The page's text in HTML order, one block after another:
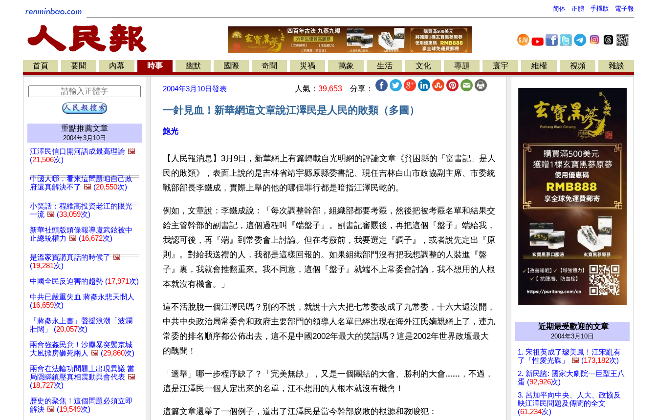
简体 - 正體 - 手機版 - 電子報
首頁 要聞 內幕 時事 幽默 國際 奇聞 災禍 萬象 生活 文化 專題 寰宇 維權 視頻 雜談
重點推薦文章
2004年3月10日
江澤民信口開河語成最高理論 🖼️
(21,506次)
中國人哪，看來這問題咱自己政
府還真解決不了 🖼️ (20,550次)
小笑話：程維高投資老江的眼光
一流 🖼️ (33,059次)
新華社頭版頭條報導盧武鉉被中
止總統權力 🖼️ (16,672次)
是溫家寶講真話的時候了 🖼️
(19,281次)
中國全民反迫害的趨勢 (17,971次)
中共已嚴重失血 蔣彥永悲天憫人
(16,659次)
「蔣彥永上書」聲援浪潮「波瀾
壯闊」 (20,057次)
兩會強姦民意！沙塵暴突襲京城
大風掀房砸死兩人 🖼️ (29,860次)
兩會在法輪功問題上出現異議 當
局隱瞞鎮壓真相震動與會代表 🖼️
(18,727次)
歷史的聚焦！這個問題必須立即
解決 🖼️ (19,549次)
2004年3月10日發表 人氣： 39,653 分享：
一針見血！新華網這文章說江澤民是人民的敗類（多圖）
鮑光
【人民報消息】3月9日，新華網上有篇轉載自光明網的評論文章《貧困縣的「富書記」是人
民的敗類》，表面上說的是吉林省靖宇縣原縣委書記、現任吉林白山市政協副主席、市委統
戰部部長李鐵成，實際上舉的他的哪個罪行都是暗指江澤民乾的。
例如，文章說：李鐵成說：「每次調整幹部，組織部都要考覈，然後把被考覈名單和結果交
給主管幹部的副書記，這個過程叫『端盤子』。副書記審覈後，再把這個『盤子』端給我，
我認可後，再『端』到常委會上討論。但在考覈前，我要選定『調子』，或者說先定出『原
則』。對給我送禮的人，我都是這樣回報的。如果組織部門沒有把我想調整的人裝進『盤
子』裏，我就會推翻重來。我不同意，這個『盤子』就端不上常委會討論，我不想用的人根
本就沒有機會。」
這不活脫脫一個江澤民嗎？別的不說，就說十六大把七常委改成了九常委，十六大還沒開，
中共中央政治局常委會和政府主要部門的領導人名單已經出現在海外江氏嫡親網上了，連九
常委的排名順序都公佈出去，這不是中國2002年最大的笑話嗎？這是2002年世界政壇最大
的醜聞！
「選舉」哪一步程序缺了？「完美無缺」，又是一個團結的大會、勝利的大會...... ，不過，
這是江澤民一個人定出來的名單，江不想用的人根本就沒有機會！
這篇文章還舉了一個例子，道出了江澤民是當今幹部腐敗的根源和教唆犯：
近期最受歡迎的文章
2004年3月10日
1. 宋祖英成了璩美鳳！江宋亂有
了「性愛光碟」
🖼️ (173,182次)
2. 新民謠: 國家大劇院---巨型王八
蛋 (92,926次)
3. 呂加平向中央、人大、政協反
映江澤民問題及傳聞的全文
(61,234次)